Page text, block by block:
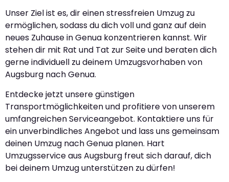
Unser Ziel ist es, dir einen stressfreien Umzug zu
ermöglichen, sodass du dich voll und ganz auf dein
neues Zuhause in Genua konzentrieren kannst. Wir
stehen dir mit Rat und Tat zur Seite und beraten dich
gerne individuell zu deinem Umzugsvorhaben von
Augsburg nach Genua.
Entdecke jetzt unsere günstigen
Transportmöglichkeiten und profitiere von unserem
umfangreichen Serviceangebot. Kontaktiere uns für
ein unverbindliches Angebot und lass uns gemeinsam
deinen Umzug nach Genua planen. Hart
Umzugsservice aus Augsburg freut sich darauf, dich
bei deinem Umzug unterstützen zu dürfen!